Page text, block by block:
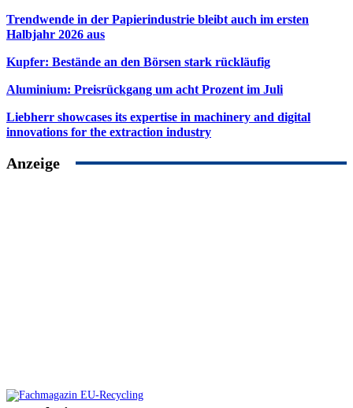
Trendwende in der Papierindustrie bleibt auch im ersten
Halbjahr 2026 aus
Kupfer: Bestände an den Börsen stark rückläufig
Aluminium: Preisrückgang um acht Prozent im Juli
Liebherr showcases its expertise in machinery and digital
innovations for the extraction industry
Anzeige